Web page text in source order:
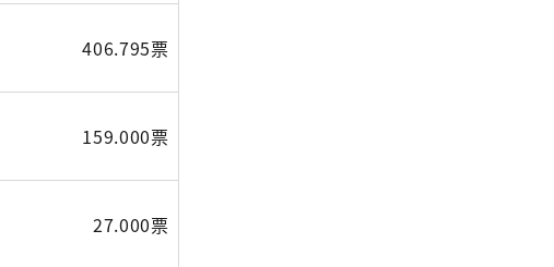
406.795票
159.000票
27.000票